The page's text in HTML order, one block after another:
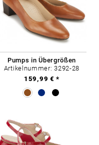
Pumps in Übergrößen
Artikelnummer: 3292-28
159,99 € *